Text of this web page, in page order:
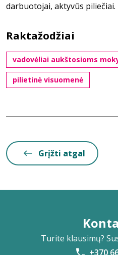
darbuotojai, aktyvūs piliečiai.
Raktažodžiai
vadovėliai aukštosioms
pilietinė visuomenė
Grįžti atgal
Turite klausimų?
+370